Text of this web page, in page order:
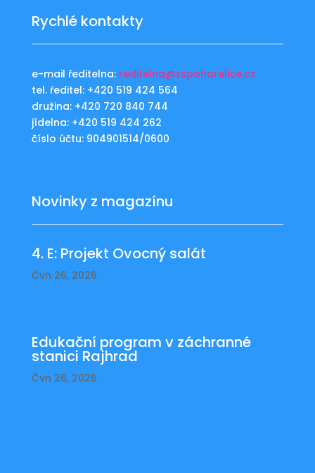
Rychlé kontakty
e-mail ředitelna: reditelna@zspohorelice.cz
tel. ředitel: +420 519 424 564
družina: +420 720 840 744
jídelna: +420 519 424 262
číslo účtu: 904901514/0600
Novinky z magazínu
4. E: Projekt Ovocný salát
Čvn 26, 2026
Edukační program v záchranné
stanici Rajhrad
Čvn 26, 2026